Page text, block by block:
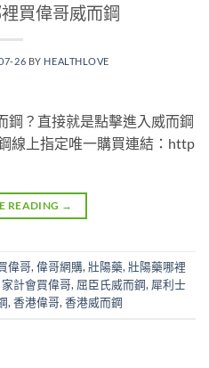
買偉哥威而鋼
26 BY HEALTHLOVE
鋼？直接就是點擊進入威而鋼
線上指定唯一購買連結：http
READING →
偉哥, 偉哥網購, 壯陽藥, 壯陽藥哪裡
家計會買偉哥, 屈臣氏威而鋼, 犀利士
, 香港偉哥, 香港威而鋼